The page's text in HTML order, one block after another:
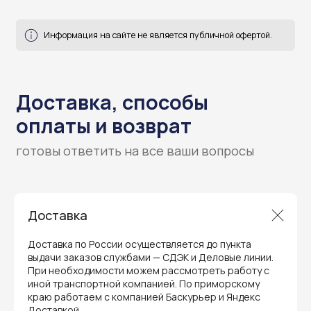
Доставка
Доставка по России осуществляется до пункта
выдачи заказов службами — СДЭК и Деловые линии.
При необходимости можем рассмотреть работу с
иной транспортной компанией. По приморскому
краю работаем с компанией Баскурьер и Яндекс
Гарантия и поддержка
Мы предлагаем полный послепродажный
сервис для торгового оборудования,
ремонт и сервис